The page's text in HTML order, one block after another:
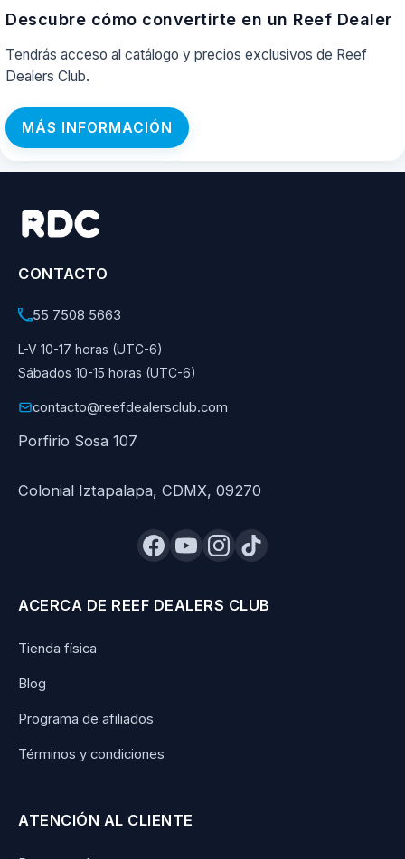
Descubre cómo convertirte en un Reef Dealer
Tendrás acceso al catálogo y precios exclusivos de Reef
Dealers Club.
MÁS INFORMACIÓN
CONTACTO
55 7508 5663
L-V 10-17 horas (UTC-6)
Sábados 10-15 horas (UTC-6)
contacto@reefdealersclub.com
Porfirio Sosa 107
Colonial Iztapalapa, CDMX, 09270
ACERCA DE REEF DEALERS CLUB
Tienda física
Blog
Programa de afiliados
Términos y condiciones
ATENCIÓN AL CLIENTE